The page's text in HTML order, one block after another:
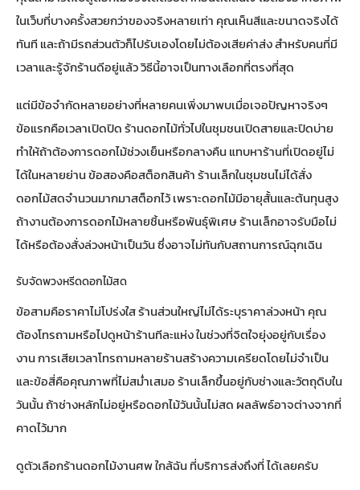
ในเว็บที่บางครั้งสวยกว่าของจริงหลายเท่า คุณเห็นสีและขนาดจริงได้
ทันที และถ้ามีรถส่วนตัวก็ไปรับเองโดยไม่ต้องเสียค่าส่ง สำหรับคนที่มี
เวลาและรู้จักร้านดีอยู่แล้ว วิธีนี้อาจเป็นทางเลือกที่ตรงที่สุด
แต่มีข้อจำกัดหลายอย่างที่หลายคนเพิ่งมาพบเมื่อเจอปัญหาจริงๆ
ข้อแรกคือเวลาเปิดปิด ร้านดอกไม้ทั่วไปในชุมชนเปิดสายและปิดบ่าย
ทำให้ถ้าต้องการดอกไม้ช่วงเย็นหรือกลางคืน แทบหาร้านที่เปิดอยู่ไม่
ได้ในหลายย่าน ข้อสองคือสต็อกสินค้า ร้านเล็กในชุมชนไม่ได้สั่ง
ดอกไม้สดจำนวนมากมาสต็อกไว้ เพราะดอกไม้มีอายุสั้นและต้นทุนสูง
ถ้างานต้องการดอกไม้หลายชิ้นหรือพันธุ์พิเศษ ร้านเล็กอาจรับมือไม่
ได้หรือต้องสั่งล่วงหน้าเป็นวัน ซึ่งอาจไม่ทันกับสถานการณ์ฉุกเฉิน
รับจัดพวงหรีดดอกไม้สด
ข้อสามคือราคาไม่โปร่งใส ร้านส่วนใหญ่ไม่ได้ระบุราคาล่วงหน้า คุณ
ต้องโทรถามหรือไปดูหน้าร้านทีละแห่ง ในช่วงที่จิตใจยุ่งอยู่กับเรื่อง
งาน การเสียเวลาโทรถามหลายร้านสร้างความเครียดโดยไม่จำเป็น
และข้อสี่คือคุณภาพที่ไม่สม่ำเสมอ ร้านเล็กขึ้นอยู่กับช่างและวัตถุดิบใน
วันนั้น ถ้าช่างหลักไม่อยู่หรือดอกไม้วันนั้นไม่สด ผลลัพธ์อาจต่างจากที่
คาดไว้มาก
ดูตัวเลือกร้านดอกไม้งานศพ ใกล้ฉัน ที่บริการส่งถึงที่ได้เลยครับ